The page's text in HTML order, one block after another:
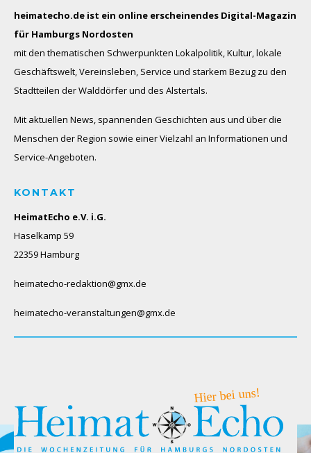
heimatecho.de ist ein online erscheinendes Digital-Magazin
für Hamburgs Nordosten
mit den thematischen Schwerpunkten Lokalpolitik, Kultur, lokale
Geschäftswelt, Vereinsleben, Service und starkem Bezug zu den
Stadtteilen der Walddörfer und des Alstertals.
Mit aktuellen News, spannenden Geschichten aus und über die
Menschen der Region sowie einer Vielzahl an Informationen und
Service-Angeboten.
KONTAKT
HeimatEcho e.V. i.G.
Haselkamp 59
22359 Hamburg
heimatecho-redaktion@gmx.de
heimatecho-veranstaltungen@gmx.de